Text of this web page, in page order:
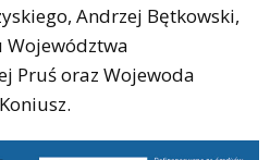
Andrzej Bętkowski,
Województwa
Pruś oraz Wojewoda